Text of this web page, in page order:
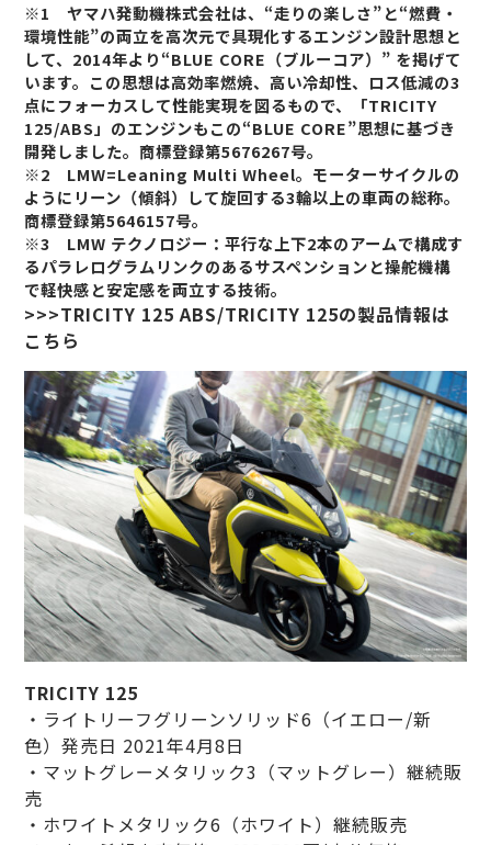
※1 ヤマハ発動機株式会社は、“走りの楽しさ”と“燃費・
環境性能”の両立を高次元で具現化するエンジン設計思想と
して、2014年より“BLUE CORE（ブルーコア）” を掲げて
います。この思想は高効率燃焼、高い冷却性、ロス低減の3
点にフォーカスして性能実現を図るもので、「TRICITY
125/ABS」のエンジンもこの“BLUE CORE”思想に基づき
開発しました。商標登録第5676267号。
※2 LMW=Leaning Multi Wheel。モーターサイクルの
ようにリーン（傾斜）して旋回する3輪以上の車両の総称。
商標登録第5646157号。
※3 LMW テクノロジー：平行な上下2本のアームで構成す
るパラレログラムリンクのあるサスペンションと操舵機構
で軽快感と安定感を両立する技術。
>>>TRICITY 125 ABS/TRICITY 125の製品情報は
こちら
TRICITY 125
・ライトリーフグリーンソリッド6（イエロー/新
色）発売日 2021年4月8日
・マットグレーメタリック3（マットグレー）継続販
売
・ホワイトメタリック6（ホワイト）継続販売